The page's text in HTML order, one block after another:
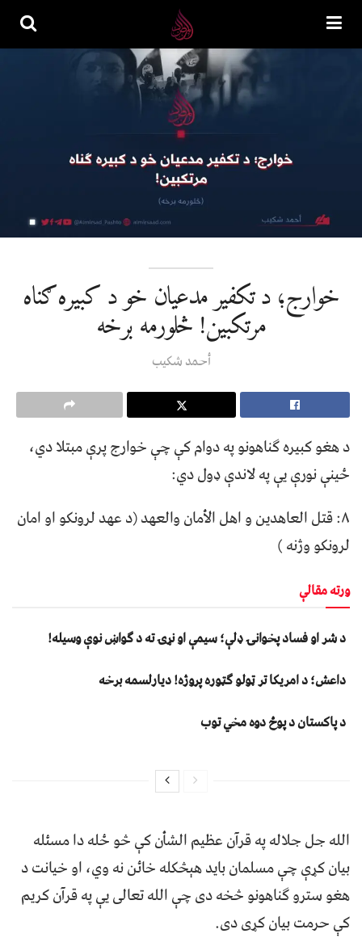
خوارج؛ د تکفير مدعيان خو د کبیره ګناه
مرتکبين! څلورمه برخه
أحمد شکيب
د هغو کبیره ګناهونو په دوام کې چې خوارج پرې مبتلا دي،
ځینې نورې یې په لاندې ډول دي:
۸: قتل العاهدین و اهل الأمان والعهد (د عهد لرونکو او امان
لرونکو وژنه )
ورته مقالې
د شر او فساد پخوانۍ ډلې؛ سیمې او نړۍ ته د ګواښ نوې وسیله!
داعش؛ د امریکا تر ټولو ګټوره پروژه! دیارلسمه برخه
د پاکستان د پوځ دوه مخي توب
الله جل جلاله په قرآن عظیم الشأن کې څو ځله دا مسئله
بیان کړې چې مسلمان باید هېڅکله خائن نه وي، او خیانت د
هغو سترو ګناهونو څخه دی چې الله تعالی یې په قرآن کریم
کې حرمت بیان کړی دی.